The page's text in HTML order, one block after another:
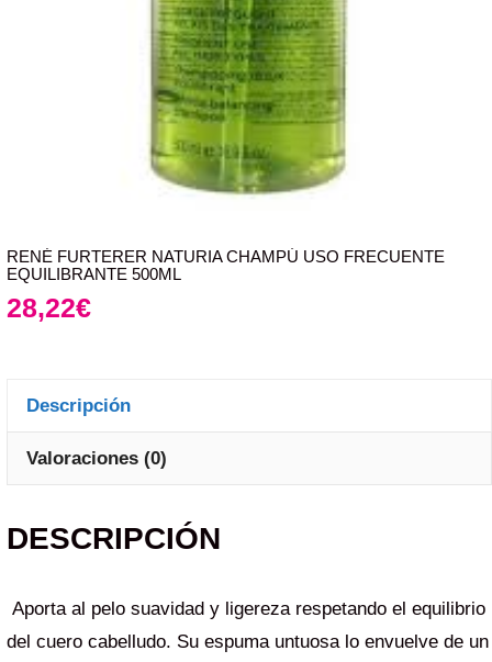
RENÉ FURTERER NATURIA CHAMPÚ USO FRECUENTE
EQUILIBRANTE 500ML
28,22€
Descripción
Valoraciones (0)
DESCRIPCIÓN
Aporta al pelo suavidad y ligereza respetando el equilibrio
del cuero cabelludo. Su espuma untuosa lo envuelve de un